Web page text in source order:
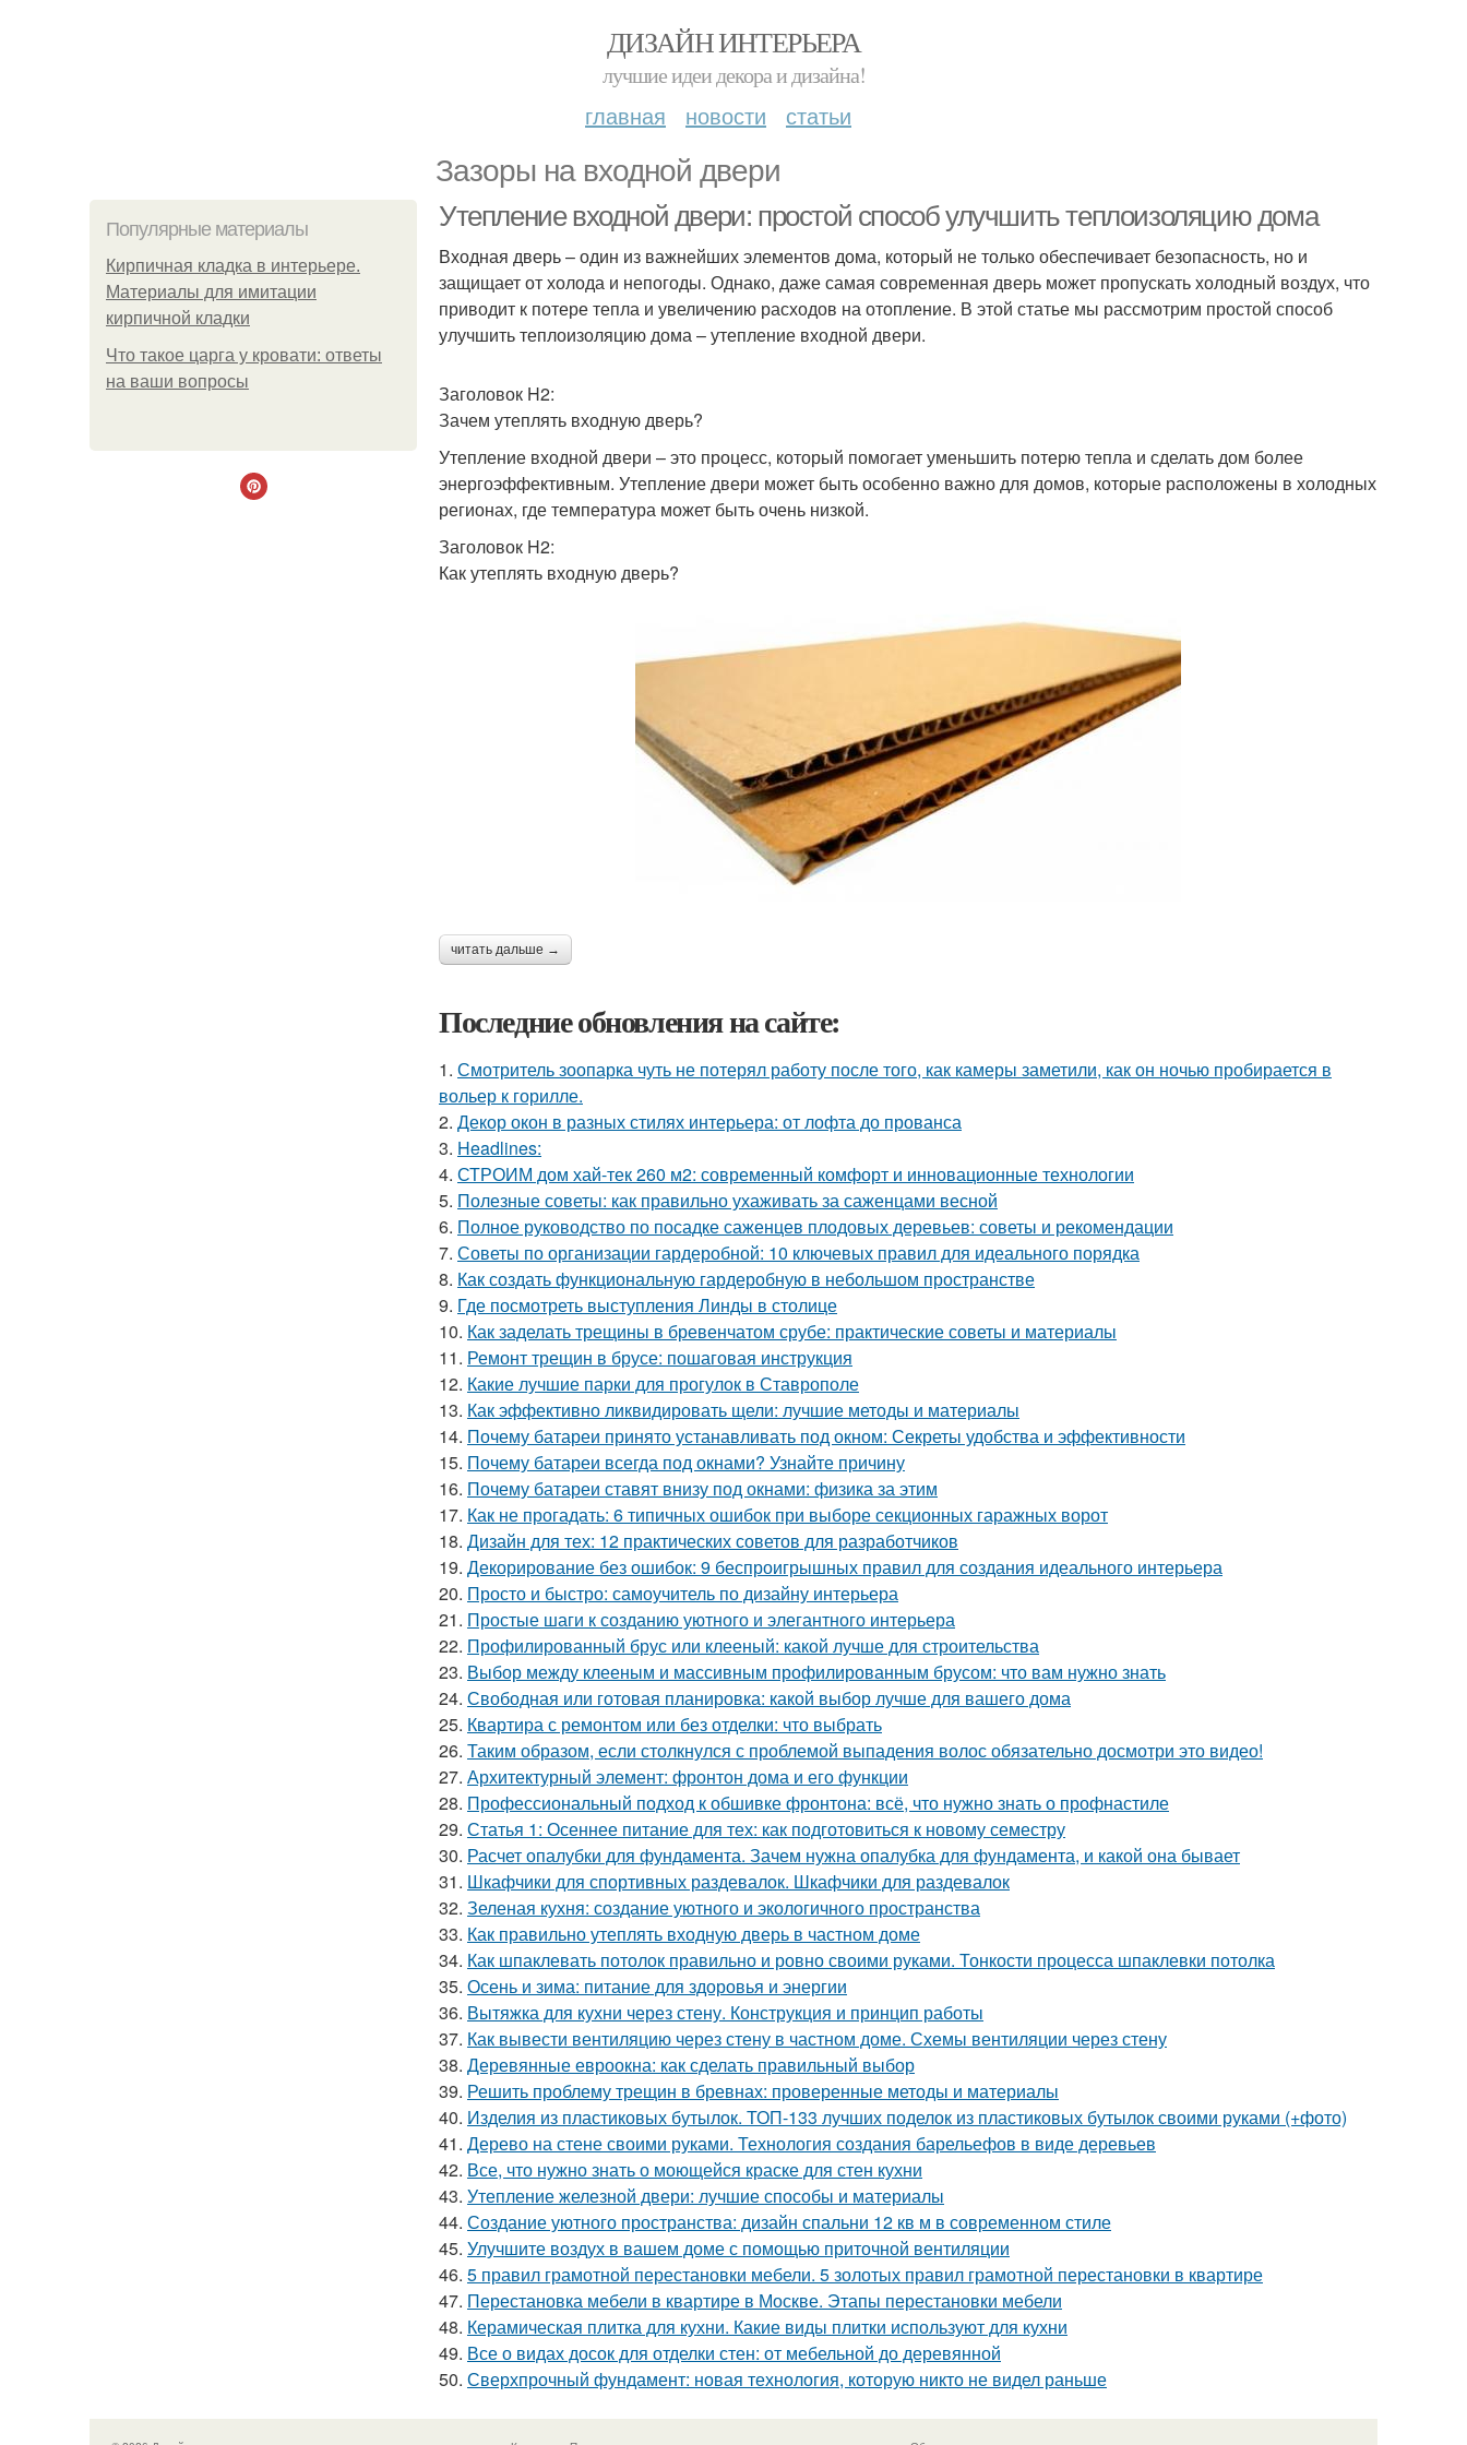
ДИЗАЙН ИНТЕРЬЕРА
лучшие идеи декора и дизайна!
главная новости статьи
Зазоры на входной двери
Популярные материалы
Кирпичная кладка в интерьере.
Материалы для имитации
кирпичной кладки
Что такое царга у кровати: ответы
на ваши вопросы
Утепление входной двери: простой способ улучшить теплоизоляцию дома
Входная дверь – один из важнейших элементов дома, который не только обеспечивает безопасность, но и
защищает от холода и непогоды. Однако, даже самая современная дверь может пропускать холодный воздух, что
приводит к потере тепла и увеличению расходов на отопление. В этой статье мы рассмотрим простой способ
улучшить теплоизоляцию дома – утепление входной двери.
Заголовок H2:
Зачем утеплять входную дверь?
Утепление входной двери – это процесс, который помогает уменьшить потерю тепла и сделать дом более
энергоэффективным. Утепление двери может быть особенно важно для домов, которые расположены в холодных
регионах, где температура может быть очень низкой.
Заголовок H2:
Как утеплять входную дверь?
читать дальше →
Последние обновления на сайте:
1. Смотритель зоопарка чуть не потерял работу после того, как камеры заметили, как он ночью пробирается в
вольер к горилле.
2. Декор окон в разных стилях интерьера: от лофта до прованса
3. Headlines:
4. СТРОИМ дом хай-тек 260 м2: современный комфорт и инновационные технологии
5. Полезные советы: как правильно ухаживать за саженцами весной
6. Полное руководство по посадке саженцев плодовых деревьев: советы и рекомендации
7. Советы по организации гардеробной: 10 ключевых правил для идеального порядка
8. Как создать функциональную гардеробную в небольшом пространстве
9. Где посмотреть выступления Линды в столице
10. Как заделать трещины в бревенчатом срубе: практические советы и материалы
11. Ремонт трещин в брусе: пошаговая инструкция
12. Какие лучшие парки для прогулок в Ставрополе
13. Как эффективно ликвидировать щели: лучшие методы и материалы
14. Почему батареи принято устанавливать под окном: Секреты удобства и эффективности
15. Почему батареи всегда под окнами? Узнайте причину
16. Почему батареи ставят внизу под окнами: физика за этим
17. Как не прогадать: 6 типичных ошибок при выборе секционных гаражных ворот
18. Дизайн для тех: 12 практических советов для разработчиков
19. Декорирование без ошибок: 9 беспроигрышных правил для создания идеального интерьера
20. Просто и быстро: самоучитель по дизайну интерьера
21. Простые шаги к созданию уютного и элегантного интерьера
22. Профилированный брус или клееный: какой лучше для строительства
23. Выбор между клееным и массивным профилированным брусом: что вам нужно знать
24. Свободная или готовая планировка: какой выбор лучше для вашего дома
25. Квартира с ремонтом или без отделки: что выбрать
26. Таким образом, если столкнулся с проблемой выпадения волос обязательно досмотри это видео!
27. Архитектурный элемент: фронтон дома и его функции
28. Профессиональный подход к обшивке фронтона: всё, что нужно знать о профнастиле
29. Статья 1: Осеннее питание для тех: как подготовиться к новому семестру
30. Расчет опалубки для фундамента. Зачем нужна опалубка для фундамента, и какой она бывает
31. Шкафчики для спортивных раздевалок. Шкафчики для раздевалок
32. Зеленая кухня: создание уютного и экологичного пространства
33. Как правильно утеплять входную дверь в частном доме
34. Как шпаклевать потолок правильно и ровно своими руками. Тонкости процесса шпаклевки потолка
35. Осень и зима: питание для здоровья и энергии
36. Вытяжка для кухни через стену. Конструкция и принцип работы
37. Как вывести вентиляцию через стену в частном доме. Схемы вентиляции через стену
38. Деревянные евроокна: как сделать правильный выбор
39. Решить проблему трещин в бревнах: проверенные методы и материалы
40. Изделия из пластиковых бутылок. ТОП-133 лучших поделок из пластиковых бутылок своими руками (+фото)
41. Дерево на стене своими руками. Технология создания барельефов в виде деревьев
42. Все, что нужно знать о моющейся краске для стен кухни
43. Утепление железной двери: лучшие способы и материалы
44. Создание уютного пространства: дизайн спальни 12 кв м в современном стиле
45. Улучшите воздух в вашем доме с помощью приточной вентиляции
46. 5 правил грамотной перестановки мебели. 5 золотых правил грамотной перестановки в квартире
47. Перестановка мебели в квартире в Москве. Этапы перестановки мебели
48. Керамическая плитка для кухни. Какие виды плитки используют для кухни
49. Все о видах досок для отделки стен: от мебельной до деревянной
50. Сверхпрочный фундамент: новая технология, которую никто не видел раньше